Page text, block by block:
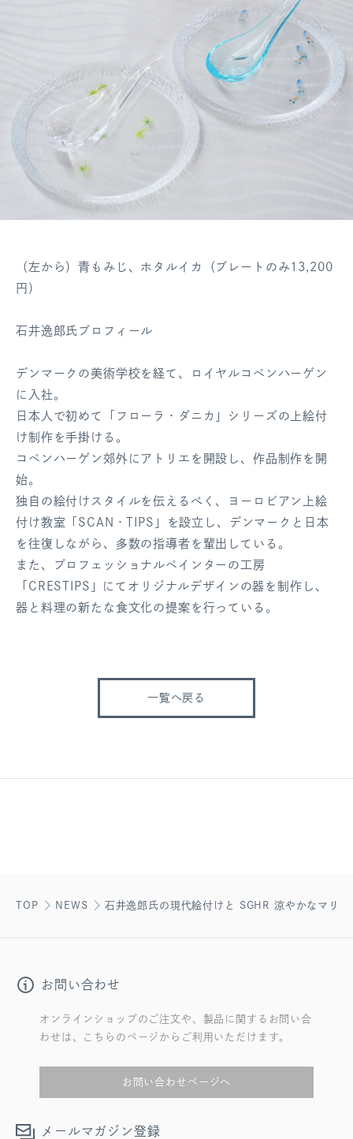
（左から）青もみじ、ホタルイカ（プレートのみ13, 200
円）
石井逸郎氏プロフィール
デンマークの美術学校を経て、ロイヤルコペンハーゲン
に入社。
日本人で初めて「フローラ・ダニカ」シリーズの上絵付
け制作を手掛ける。
コペンハーゲン郊外にアトリエを開設し、作品制作を開
始。
独自の絵付けスタイルを伝えるべく、ヨーロピアン上絵
付け教室「SCAN・TIPS」を設立し、デンマークと日本
を往復しながら、多数の指導者を輩出している。
また、プロフェッショナルペインターの工房
「CRESTIPS」にてオリジナルデザインの器を制作し、
器と料理の新たな食文化の提案を行っている。
一覧へ戻る
TOP NEWS 石井逸郎氏の現代絵付けと SGHR 涼やかなマリア
お問い合わせ
オンラインショップのご注文や、製品に関するお問い合
わせは、こちらのページからご利用いただけます。
お問い合わせページへ
メールマガジン登録